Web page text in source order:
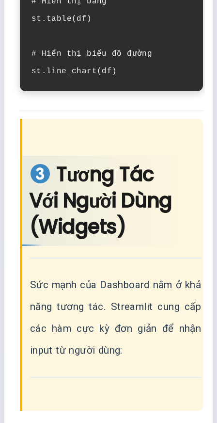
st.table(df)
# Hiển thị biểu đồ đường
Tương Tác
Với Người Dùng
(Widgets)
Sức mạnh của Dashboard nằm ở khả
năng tương tác. Streamlit cung cấp
các hàm cực kỳ đơn giản để nhận
input từ người dùng: